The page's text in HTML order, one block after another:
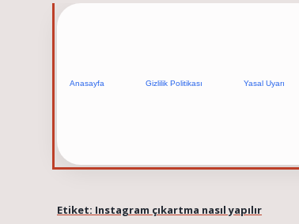
Anasayfa Gizlilik Politikası Yasal Uyarı
Etiket: Instagram çıkartma nasıl yapılır